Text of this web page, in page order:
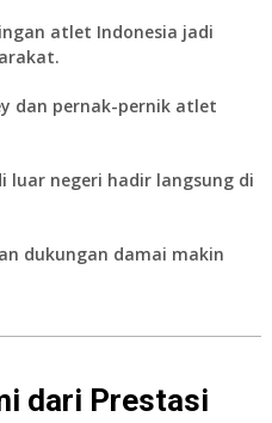
atlet Indonesia jadi
dan pernak-pernik atlet
luar negeri hadir langsung di
dukungan damai makin
dari Prestasi